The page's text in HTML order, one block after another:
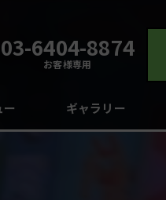
03-6404-8874
お客様専用
ギャラリー